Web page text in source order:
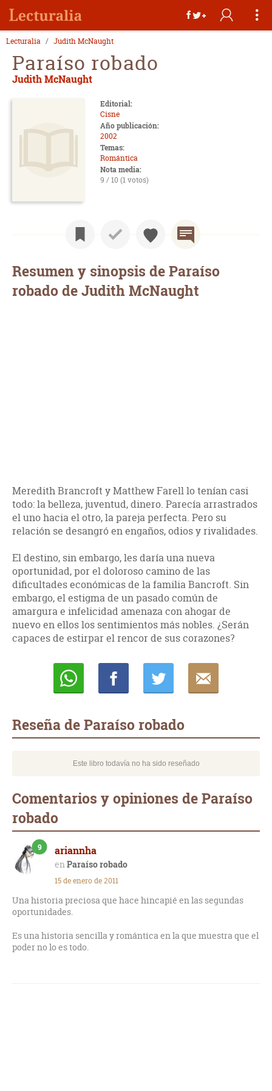
Lecturalia Judith McNaught
Paraíso robado
Judith McNaught
Editorial:
Cisne
Año publicación:
2002
Temas:
Romántica
Nota media:
9 / 10 (1 votos)
Resumen y sinopsis de Paraíso
robado de Judith McNaught
Meredith Brancroft y Matthew Farell lo tenían casi
todo: la belleza, juventud, dinero. Parecía arrastrados
el uno hacia el otro, la pareja perfecta. Pero su
relación se desangró en engaños, odios y rivalidades.
El destino, sin embargo, les daría una nueva
oportunidad, por el doloroso camino de las
dificultades económicas de la familia Bancroft. Sin
embargo, el estigma de un pasado común de
amargura e infelicidad amenaza con ahogar de
nuevo en ellos los sentimientos más nobles. ¿Serán
capaces de estirpar el rencor de sus corazones?
Reseña de Paraíso robado
Este libro todavía no ha sido reseñado
Comentarios y opiniones de Paraíso
robado
ariannha
Paraíso robado
9
15 de enero de 2011
Una historia preciosa que hace hincapié en las segundas
oportunidades.
Es una historia sencilla y romántica en la que muestra que el
poder no lo es todo.